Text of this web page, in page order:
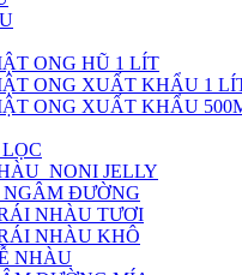
ONG HŨ 1 LÍT
ONG XUẤT KHẨU 1
ONG XUẤT KHẨU
JELLY
ĐƯỜNG
NHÀU TƯƠI
NHÀU KHÔ
NHÀU